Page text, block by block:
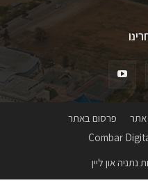
אתר
פרסום באתר
און ליין